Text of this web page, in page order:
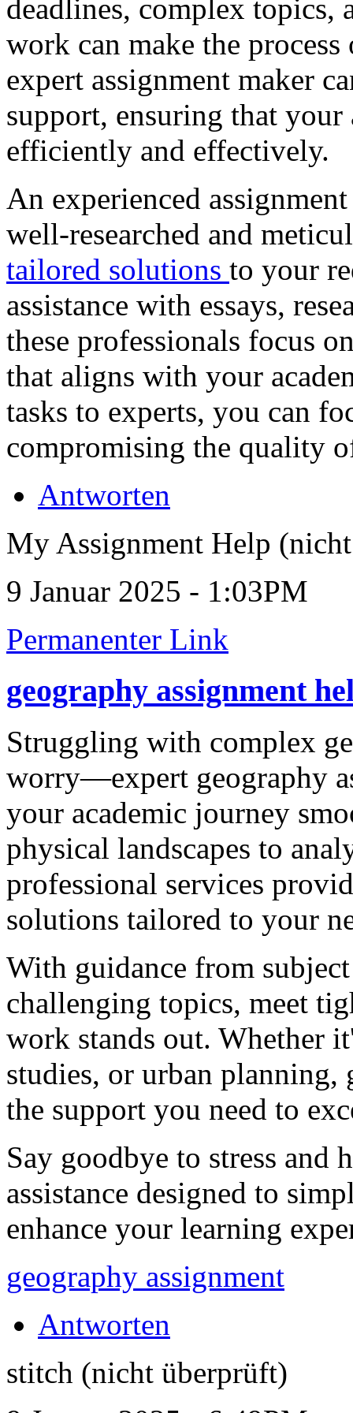
deadlines, complex topics,
work can make the
expert assignment maker
support, ensuring that your
efficiently and effectively.
An experienced
well-researched and
tailored solutions to your
assistance with essays,
these professionals focus
that aligns with your
tasks to experts, you can
compromising the quality
Antworten
My Assignment Help
9 Januar 2025 - 1:03PM
Permanenter Link
geography assignment
Struggling with complex
worry—expert geography
your academic journey
physical landscapes to
professional services
solutions tailored to your
With guidance from
challenging topics, meet
work stands out. Whether
studies, or urban planning,
the support you need to
Say goodbye to stress and
assistance designed to
enhance your learning
geography assignment
Antworten
stitch (nicht überprüft)